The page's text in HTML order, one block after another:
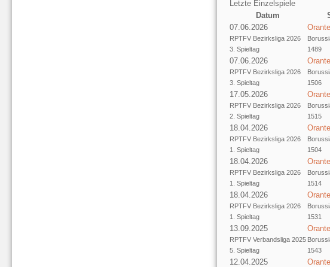
Letzte Einzelspiele
Datum
07.06.2026
RPTFV Bezirksliga 2026
3. Spieltag
1489
07.06.2026
RPTFV Bezirksliga 2026
3. Spieltag
1506
17.05.2026
RPTFV Bezirksliga 2026
2. Spieltag
1515
18.04.2026
RPTFV Bezirksliga 2026
1. Spieltag
1504
18.04.2026
RPTFV Bezirksliga 2026
1. Spieltag
1514
18.04.2026
RPTFV Bezirksliga 2026
1. Spieltag
1531
13.09.2025
RPTFV Verbandsliga 2025
5. Spieltag
1543
12.04.2025